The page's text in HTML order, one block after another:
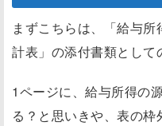
まずこちらは、「給与
計表」の添付書類として
1ページに、給与所得の
る？と思いきや、表の枠